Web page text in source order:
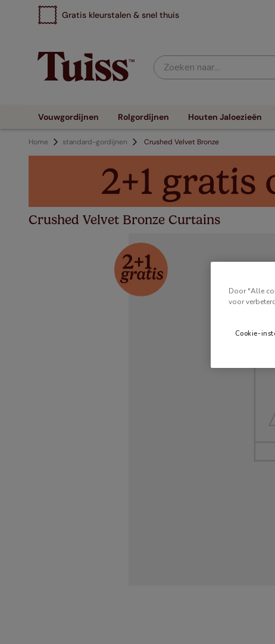
Gratis kleurstalen & snel thuis
Zoeken naar...
Vouwgordijnen Rolgordijnen Houten Jaloezieën
Home standard-gordijnen Crushed Velvet Bronze
Crushed Velvet Bronze Curtains
Door "Alle
voor
Cookie-